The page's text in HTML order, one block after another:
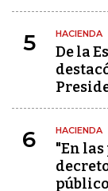
5 HACIENDA
De la
6 HACIENDA
"En